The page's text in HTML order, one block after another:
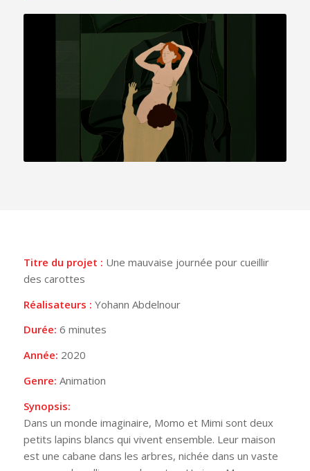
Titre du projet : Une mauvaise journée pour cueillir
des carottes
Réalisateurs : Yohann Abdelnour
Durée: 6 minutes
Année: 2020
Genre: Animation
Synopsis:
Dans un monde imaginaire, Momo et Mimi sont deux
petits lapins blancs qui vivent ensemble. Leur maison
est une cabane dans les arbres, nichée dans un vaste